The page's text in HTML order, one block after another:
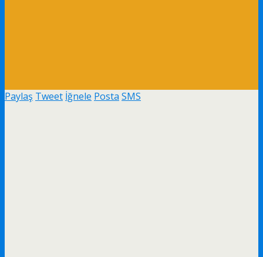
Paylaş Tweet İğnele Posta SMS